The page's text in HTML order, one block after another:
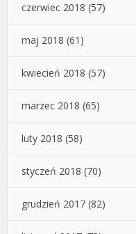
czerwiec 2018 (57)
maj 2018 (61)
kwiecień 2018 (57)
marzec 2018 (65)
luty 2018 (58)
styczeń 2018 (70)
grudzień 2017 (82)